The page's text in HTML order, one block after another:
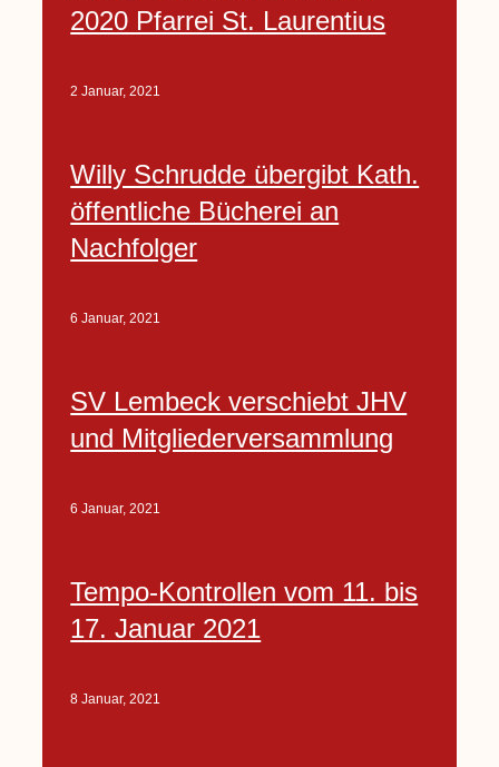
2020 Pfarrei St. Laurentius
2 Januar, 2021
Willy Schrudde übergibt Kath.
öffentliche Bücherei an
Nachfolger
6 Januar, 2021
SV Lembeck verschiebt JHV
und Mitgliederversammlung
6 Januar, 2021
Tempo-Kontrollen vom 11. bis
17. Januar 2021
8 Januar, 2021